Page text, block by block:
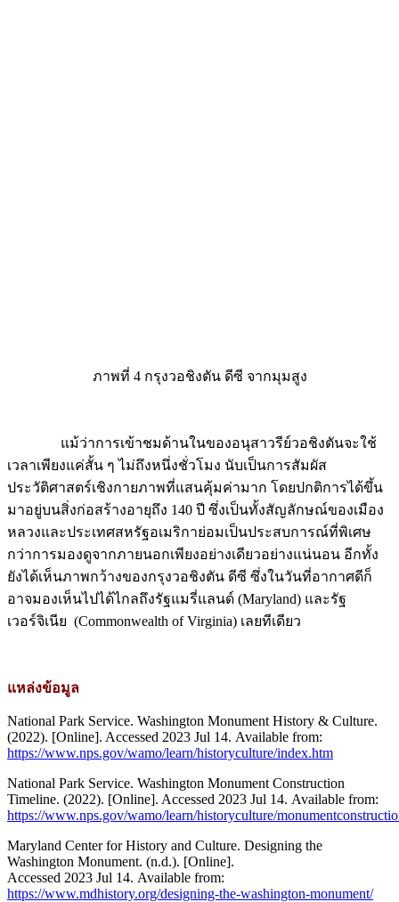
ภาพที่ 4 กรุงวอชิงตัน ดีซี จากมุมสูง
แม้ว่าการเข้าชมด้านในของอนุสาวรีย์วอชิงตันจะใช้
เวลาเพียงแค่สั้น ๆ ไม่ถึงหนึ่งชั่วโมง นับเป็นการสัมผัส
ประวัติศาสตร์เชิงกายภาพที่แสนคุ้มค่ามาก โดยปกติการได้ขึ้น
มาอยู่บนสิ่งก่อสร้างอายุถึง 140 ปี ซึ่งเป็นทั้งสัญลักษณ์ของเมือง
หลวงและประเทศสหรัฐอเมริกาย่อมเป็นประสบการณ์ที่พิเศษ
กว่าการมองดูจากภายนอกเพียงอย่างเดียวอย่างแน่นอน อีกทั้ง
ยังได้เห็นภาพกว้างของกรุงวอชิงตัน ดีซี ซึ่งในวันที่อากาศดีก็
อาจมองเห็นไปได้ไกลถึงรัฐแมรี่แลนด์ (Maryland) และรัฐ
เวอร์จิเนีย (Commonwealth of Virginia) เลยทีเดียว
แหล่งข้อมูล
National Park Service. Washington Monument History & Culture.
(2022). [Online]. Accessed 2023 Jul 14. Available from:
https://www.nps.gov/wamo/learn/historyculture/index.htm
National Park Service. Washington Monument Construction
Timeline. (2022). [Online]. Accessed 2023 Jul 14. Available from:
https://www.nps.gov/wamo/learn/historyculture/
Maryland Center for History and Culture. Designing the
Washington Monument. (n.d.). [Online].
Accessed 2023 Jul 14. Available from:
https://www.mdhistory.org/designing-the-washington-monument/